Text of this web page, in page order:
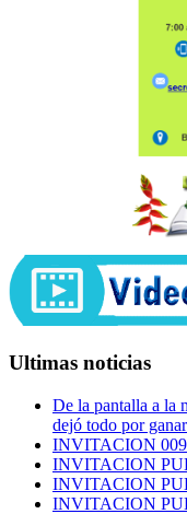
Ultimas noticias
De la pantalla a la
dejó todo por
INVITACION
INVITACION
INVITACION
INVITACION